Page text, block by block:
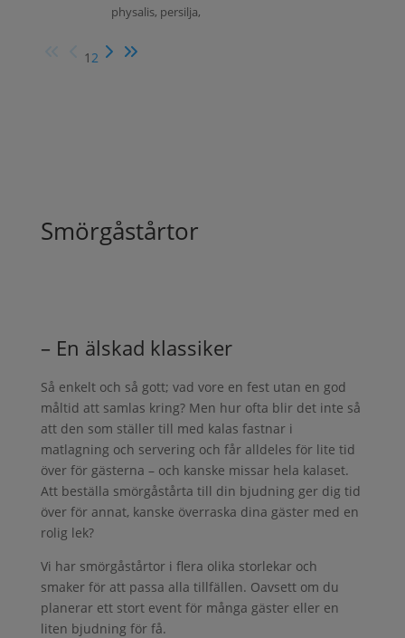
physalis, persilja,
1 2
Smörgåstårtor
– En älskad klassiker
Så enkelt och så gott; vad vore en fest utan en god
måltid att samlas kring? Men hur ofta blir det inte så
att den som ställer till med kalas fastnar i
matlagning och servering och får alldeles för lite tid
över för gästerna – och kanske missar hela kalaset.
Att beställa smörgåstårta till din bjudning ger dig tid
över för annat, kanske överraska dina gäster med en
rolig lek?
Vi har smörgåstårtor i flera olika storlekar och
smaker för att passa alla tillfällen. Oavsett om du
planerar ett stort event för många gäster eller en
liten bjudning för få.